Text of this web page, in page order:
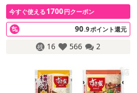
今すぐ使える 1700円クーポン
90.9ポイント還元
16 566 2